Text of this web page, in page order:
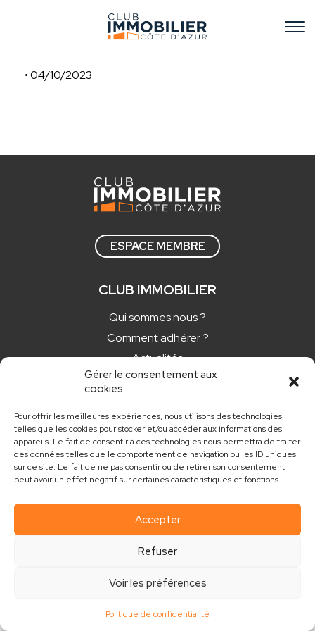
Gérer le consentement aux
cookies
Pour offrir les meilleures expériences, nous utilisons des technologies
telles que les cookies pour stocker et/ou accéder aux informations des
appareils. Le fait de consentir à ces technologies nous permettra de traiter
des données telles que le comportement de navigation ou les ID uniques
sur ce site. Le fait de ne pas consentir ou de retirer son consentement
peut avoir un effet négatif sur certaines caractéristiques et fonctions.
Accepter
Refuser
Voir les préférences
Politique de confidentialité
• 04/10/2023
ESPACE MEMBRE
CLUB IMMOBILIER
Qui sommes nous ?
Comment adhérer ?
Actualités
Nos newsletters
CONTACT
contact@club.immo
Mentions légales
Réalisé par MouvementCom